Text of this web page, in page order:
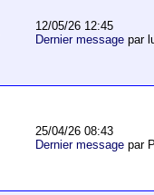
12/05/26 12:45
Dernier messagepar
25/04/26 08:43
Dernier messagepar